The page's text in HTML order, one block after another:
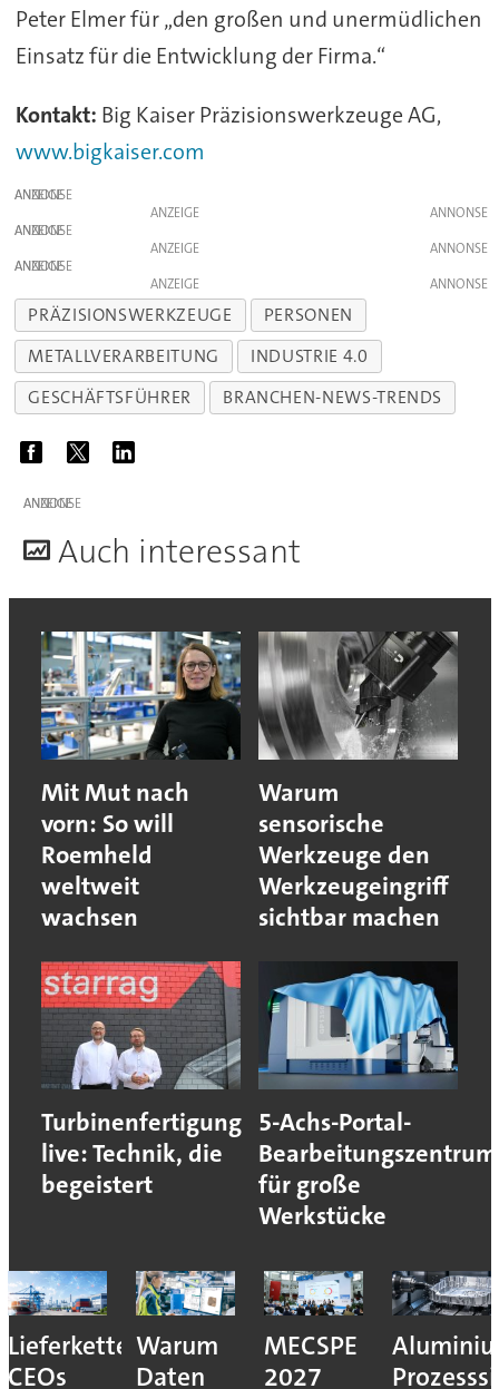
Peter Elmer für „den großen und unermüdlichen
Einsatz für die Entwicklung der Firma.“
Kontakt: Big Kaiser Präzisionswerkzeuge AG,
www.bigkaiser.com
ANZEIGE
ANZEIGE
ANZEIGE
ANZEIGE
ANZEIGE
ANZEIGE
PRÄZISIONSWERKZEUGE
PERSONEN
METALLVERARBEITUNG
INDUSTRIE 4.0
GESCHÄFTSFÜHRER
BRANCHEN-NEWS-TRENDS
ANZEIGE
Auch interessant
Mit Mut nach
vorn: So will
Roemheld
weltweit
wachsen
Warum
sensorische
Werkzeuge den
Werkzeugeingriff
sichtbar machen
Turbinenfertigung
live: Technik, die
begeistert
5-Achs-Portal-
Bearbeitungszentrum
für große
Werkstücke
Lieferkettenresilienz:
CEOs
Warum
Daten
MECSPE
2027